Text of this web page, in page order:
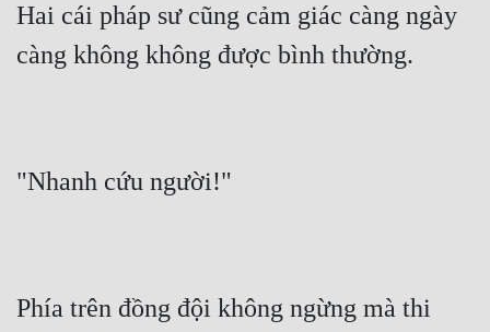
Hai cái pháp sư cũng cảm giác càng ngày
càng không không được bình thường.
"Nhanh cứu người!"
Phía trên đồng đội không ngừng mà thi